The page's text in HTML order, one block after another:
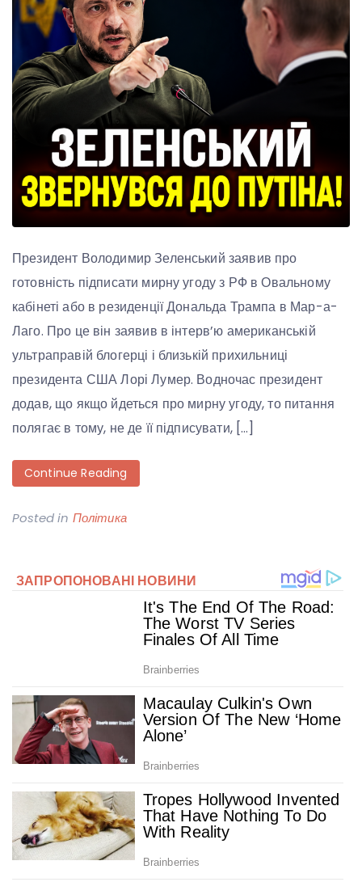
Президент Володимир Зеленський заявив про
готовність підписати мирну угоду з РФ в Овальному
кабінеті або в резиденції Дональда Трампа в Мар-а-
Лаго. Про це він заявив в інтерв’ю американській
ультраправій блогерці і близькій прихильниці
президента США Лорі Лумер. Водночас президент
додав, що якщо йдеться про мирну угоду, то питання
полягає в тому, не де її підписувати, […]
Continue Reading
Posted in Політика